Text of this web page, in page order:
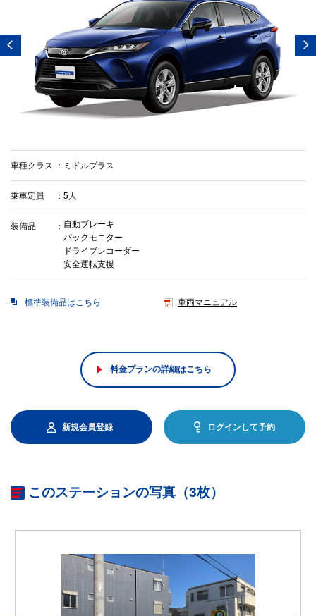
車種クラス ミドルプラス
乗車定員 5人
装備品
自動ブレーキ
バックモニター
ドライブレコーダー
安全運転支援
標準装備品はこちら 車両マニュアル
料金プランの詳細はこちら
新規会員登録 ログインして予約
このステーションの写真（3枚）